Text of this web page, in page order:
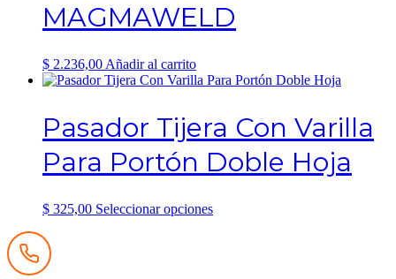
MAGMAWELD
$ 2.236,00 Añadir al carrito
Pasador Tijera Con Varilla
Para Portón Doble Hoja
$ 325,00 Seleccionar opcionesEste